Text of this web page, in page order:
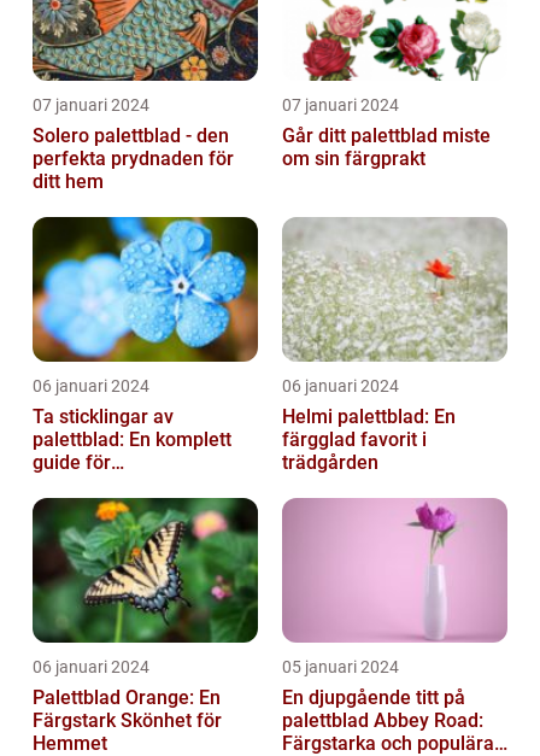
07 januari 2024
Solero palettblad - den
perfekta prydnaden för
ditt hem
07 januari 2024
Går ditt palettblad miste
om sin färgprakt
06 januari 2024
Ta sticklingar av
palettblad: En komplett
guide för
06 januari 2024
Helmi palettblad: En
färgglad favorit i
trädgården
06 januari 2024
Palettblad Orange: En
Färgstark Skönhet för
Hemmet
05 januari 2024
En djupgående titt på
palettblad Abbey Road:
Färgstarka och populära